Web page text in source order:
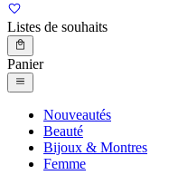
Listes de souhaits
Panier
Nouveautés
Beauté
Bijoux & Montres
Femme